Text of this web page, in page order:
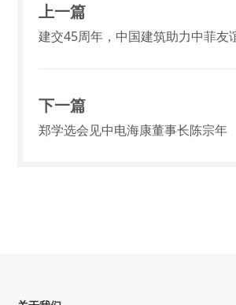
上一篇
建交45周年，中国建筑助力中菲友
下一篇
郑学选会见中电海康董事长陈宗年